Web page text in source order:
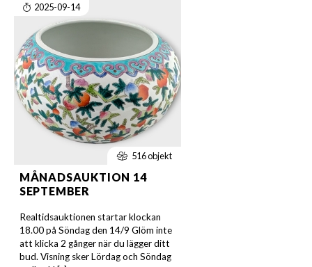
2025-09-14
516 objekt
MÅNADSAUKTION 14
SEPTEMBER
Realtidsauktionen startar klockan
18.00 på Söndag den 14/9 Glöm inte
att klicka 2 gånger när du lägger ditt
bud. Visning sker Lördag och Söndag